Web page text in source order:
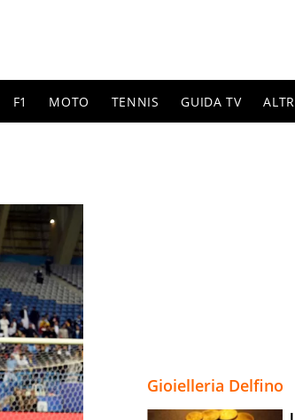
F1 MOTO TENNIS GUIDA TV
Gioielleria Delfino